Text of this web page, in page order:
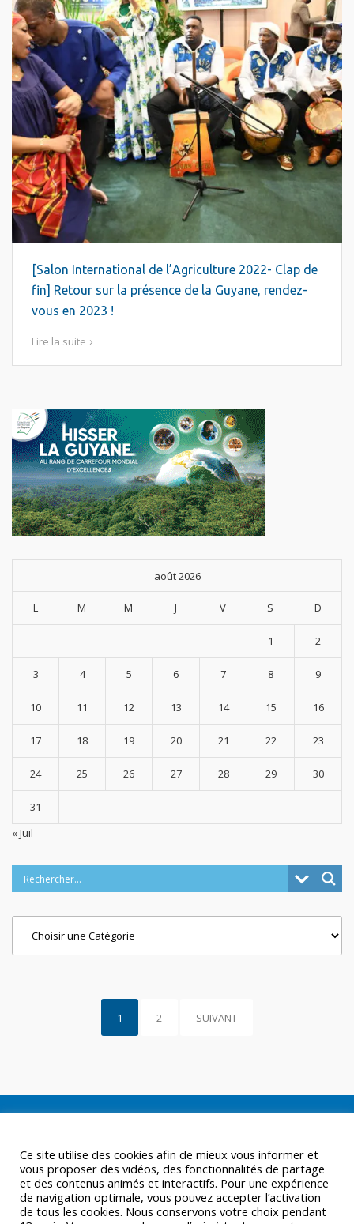
[Salon International de l’Agriculture 2022- Clap de
fin] Retour sur la présence de la Guyane, rendez-
vous en 2023 !
Lire la suite
août 2026
L M M J V S D
1 2
3 4 5 6 7 8 9
10 11 12 13 14 15 16
17 18 19 20 21 22 23
24 25 26 27 28 29 30
31
« Juil
1 2 SUIVANT
Ce site utilise des cookies afin de mieux vous informer et
vous proposer des vidéos, des fonctionnalités de partage
et des contenus animés et interactifs. Pour une expérience
de navigation optimale, vous pouvez accepter l’activation
de tous les cookies. Nous conservons votre choix pendant